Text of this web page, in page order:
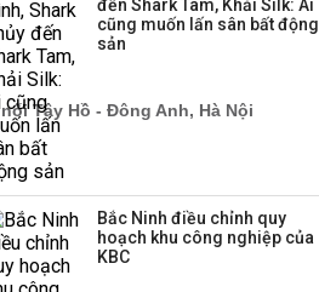
Thị trường thường
tiềm năng dẫn sóng?
đến Shark Tam, Khải Silk: Ai
cũng muốn lấn sân bất động
sản
Bắc Ninh điều chỉnh quy
hoạch khu công nghiệp của
KBC